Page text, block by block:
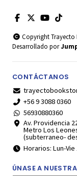
Copyright Trayecto
Desarrollado por
CONTÁCTANOS
+56 9 3088 0360
56930880360
Av. Providencia
Metro Los
(subterraneo-
Horarios: Lun-Vie
ÚNASE A